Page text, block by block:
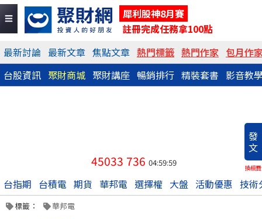
犀利股神8月賽
註冊完成任務拿100點
最新討論 最新文章 焦點文章 熱門標籤 熱門作家 包月作
台股資訊 聚財商城 聚財講座 暢銷排行 精裝套書 影音教
發
文
換稿費
45033 736 04:59:59
台指期 台積電 期貨 華邦電 選擇權 大盤 活動優惠 技術
標籤： 華邦電